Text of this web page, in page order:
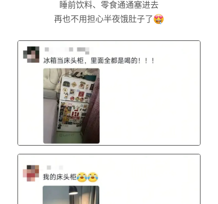
睡前饮料、零食通通塞进去
再也不用担心半夜饿肚子了